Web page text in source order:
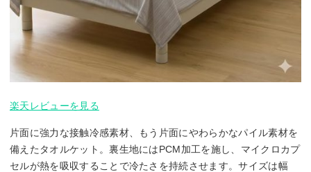
楽天レビューを見る
片面に強力な接触冷感素材、もう片面にやわらかなパイル素材を
備えたタオルケット。裏生地にはPCM加工を施し、マイクロカプ
セルが熱を吸収することで冷たさを持続させます。サイズは幅